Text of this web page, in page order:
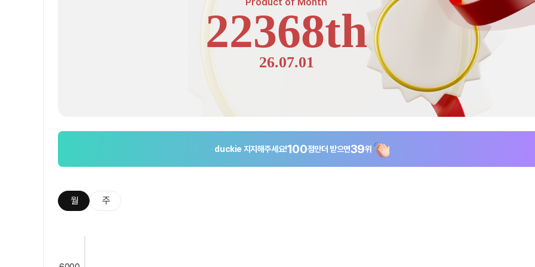
22368th
26.07.01
duckie 지지해주세요!100점만더 받으면39위
월 주